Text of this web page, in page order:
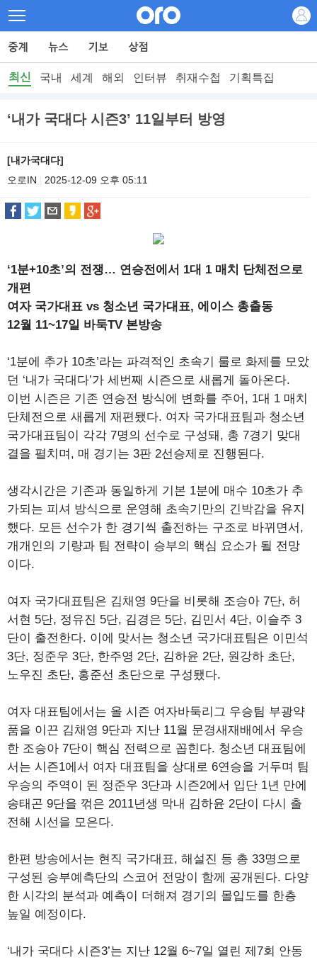
최신 국내 세계 해외 인터뷰 취재수첩 기획특집
‘내가 국대다 시즌3’ 11일부터 방영
[내가국대다]
오로IN
2025-12-09 오후 05:11
‘1분+10초’의 전쟁… 연승전에서 1대 1 매치 단체전으로
개편
여자 국가대표 vs 청소년 국가대표, 에이스 총출동
12월 11~17일 바둑TV 본방송
‘1분에 추가 10초’라는 파격적인 초속기 룰로 화제를 모았
던 ‘내가 국대다’가 세번째 시즌으로 새롭게 돌아온다.
이번 시즌은 기존 연승전 방식에 변화를 주어, 1대 1 매치
단체전으로 새롭게 재편됐다. 여자 국가대표팀과 청소년
국가대표팀이 각각 7명의 선수로 구성돼, 총 7경기 맞대
결을 펼치며, 매 경기는 3판 2선승제로 진행된다.
생각시간은 기존과 동일하게 기본 1분에 매수 10초가 추
가되는 피셔 방식으로 운영해 초속기만의 긴박감을 유지
했다. 모든 선수가 한 경기씩 출전하는 구조로 바뀌면서,
개개인의 기량과 팀 전략이 승부의 핵심 요소가 될 전망
이다.
여자 국가대표팀은 김채영 9단을 비롯해 조승아 7단, 허
서현 5단, 정유진 5단, 김경은 5단, 김민서 4단, 이슬주 3
단이 출전한다. 이에 맞서는 청소년 국가대표팀은 이민석
3단, 정준우 3단, 한주영 2단, 김하윤 2단, 원강하 초단,
노우진 초단, 홍준선 초단으로 구성됐다.
여자 대표팀에서는 올 시즌 여자바둑리그 우승팀 부광약
품을 이끈 김채영 9단과 지난 11월 문경새재배에서 우승
한 조승아 7단이 핵심 전력으로 꼽힌다. 청소년 대표팀에
서는 시즌1에서 여자 대표팀을 상대로 6연승을 거두며 팀
우승의 주역이 된 정준우 3단과 시즌2에서 입단 1년 만에
송태곤 9단을 꺾은 2011년생 막내 김하윤 2단이 다시 출
전해 시선을 모은다.
한편 방송에서는 현직 국가대표, 해설진 등 총 33명으로
구성된 승부예측단의 스코어 전망이 함께 공개된다. 다양
한 시각의 분석과 예측이 더해져 경기의 몰입도를 한층
높일 예정이다.
‘내가 국대다 시즌3’는 지난 12월 6~7일 열린 제7회 안동